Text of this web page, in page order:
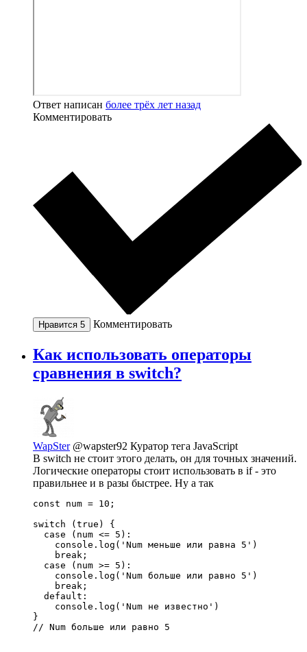
Ответ написан более трёх лет назад
Комментировать
Нравится 5 Комментировать
Как использовать операторы
сравнения в switch?
WapSter @wapster92 Куратор тега JavaScript
В switch не стоит этого делать, он для точных значений.
Логические операторы стоит использовать в if - это
правильнее и в разы быстрее. Ну а так
const num = 10;
switch (true) {
  case (num <= 5):
    console.log('Num меньше или равна 5')
    break;
  case (num >= 5):
    console.log('Num больше или равно 5')
    break;
  default:
    console.log('Num не известно')
}
// Num больше или равно 5